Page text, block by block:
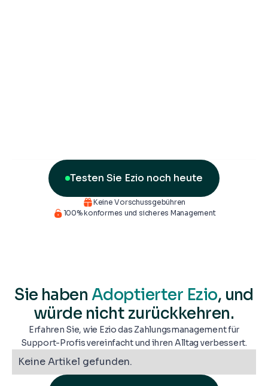
Testen Sie Ezio noch heute
Keine Vorschussgebühren
100% konformes und sicheres Management
Sie haben Adoptierter Ezio, und
würde nicht zurückkehren.
Erfahren Sie, wie Ezio das Zahlungsmanagement für
Support-Profis vereinfacht und ihren Alltag verbessert.
Keine Artikel gefunden.